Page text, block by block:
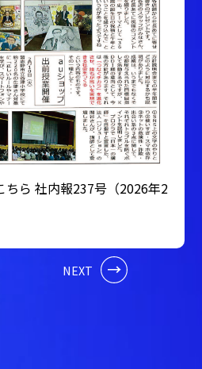
ちら 社内報237号（2026年2
NEXT